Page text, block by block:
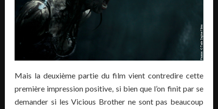
Mais la deuxième partie du film vient contredire cette
première impression positive, si bien que l’on finit par se
demander si les Vicious Brother ne sont pas beaucoup